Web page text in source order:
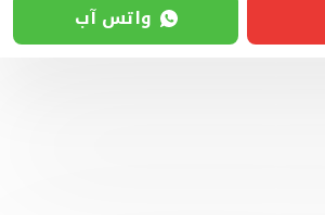
واتس آب